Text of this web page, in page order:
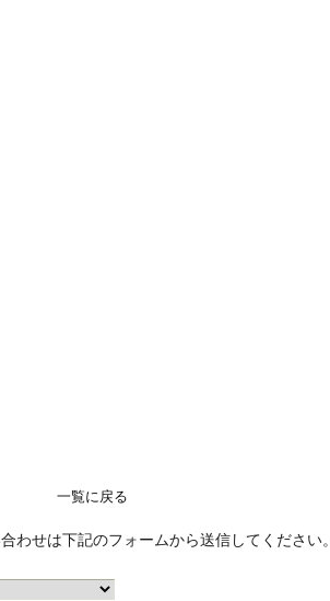
一覧に戻る
わせは下記のフォームから送信してください。